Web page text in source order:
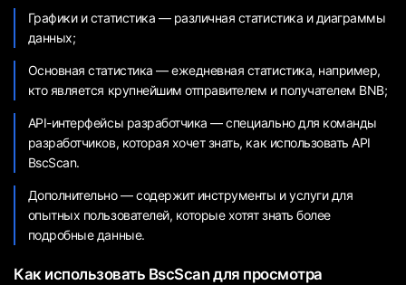
Графики и статистика — различная статистика и диаграммы
данных;
Основная статистика — ежедневная статистика, например,
кто является крупнейшим отправителем и получателем BNB;
API-интерфейсы разработчика — специально для команды
разработчиков, которая хочет знать, как использовать API
BscScan.
Дополнительно — содержит инструменты и услуги для
опытных пользователей, которые хотят знать более
подробные данные.
Как использовать BscScan для просмотра